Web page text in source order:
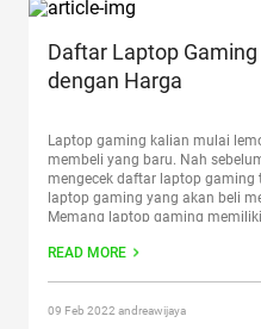
Daftar Laptop
dengan Harga
Laptop gaming kalian mulai
membeli yang baru. Nah
mengecek daftar laptop
laptop gaming yang akan beli
Memang laptop gaming
RpContinue reading
READ MORE
09 Feb 2022 andreawijaya